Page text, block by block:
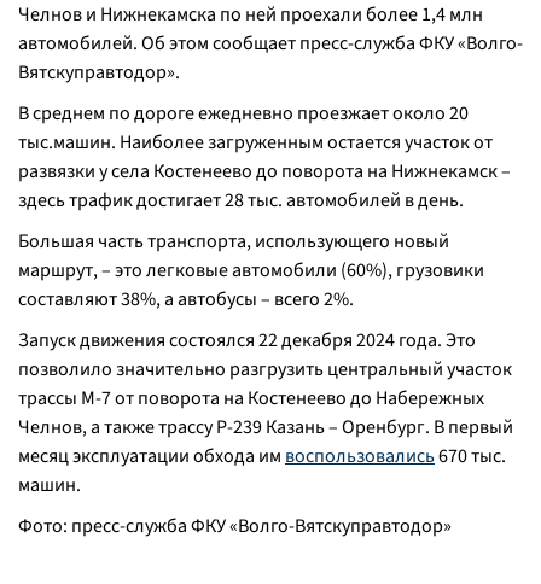
Челнов и Нижнекамска по ней проехали более 1,4 млн
автомобилей. Об этом сообщает пресс-служба ФКУ «Волго-
Вятскуправтодор».
В среднем по дороге ежедневно проезжает около 20
тыс.машин. Наиболее загруженным остается участок от
развязки у села Костенеево до поворота на Нижнекамск –
здесь трафик достигает 28 тыс. автомобилей в день.
Большая часть транспорта, использующего новый
маршрут, – это легковые автомобили (60%), грузовики
составляют 38%, а автобусы – всего 2%.
Запуск движения состоялся 22 декабря 2024 года. Это
позволило значительно разгрузить центральный участок
трассы М-7 от поворота на Костенеево до Набережных
Челнов, а также трассу Р-239 Казань – Оренбург. В первый
месяц эксплуатации обхода им воспользовались670 тыс.
машин.
Фото: пресс-служба ФКУ «Волго-Вятскуправтодор»